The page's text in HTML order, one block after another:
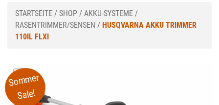
STARTSEITE / SHOP / AKKU-SYSTEME /
RASENTRIMMER/SENSEN / HUSQVARNA AKKU TRIMMER
110IL FLXI
Sommer
Sale!